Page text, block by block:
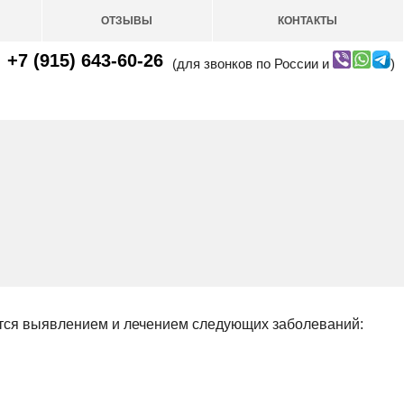
ОТЗЫВЫ КОНТАКТЫ
+7 (915) 643-60-26 (для звонков по России и )
выявлением и лечением следующих заболеваний: